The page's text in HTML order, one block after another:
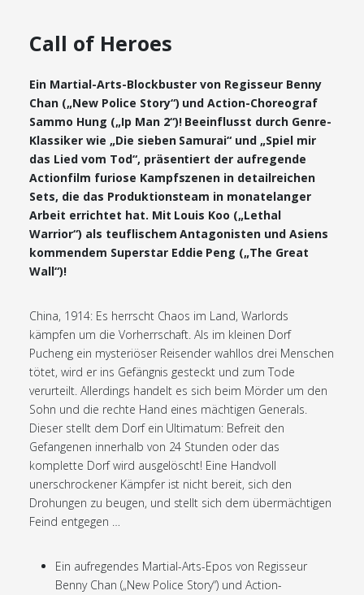
Call of Heroes
Ein Martial-Arts-Blockbuster von Regisseur Benny
Chan („New Police Story“) und Action-Choreograf
Sammo Hung („Ip Man 2“)! Beeinflusst durch Genre-
Klassiker wie „Die sieben Samurai“ und „Spiel mir
das Lied vom Tod“, präsentiert der aufregende
Actionfilm furiose Kampfszenen in detailreichen
Sets, die das Produktionsteam in monatelanger
Arbeit errichtet hat. Mit Louis Koo („Lethal
Warrior“) als teuflischem Antagonisten und Asiens
kommendem Superstar Eddie Peng („The Great
Wall“)!
China, 1914: Es herrscht Chaos im Land, Warlords
kämpfen um die Vorherrschaft. Als im kleinen Dorf
Pucheng ein mysteriöser Reisender wahllos drei Menschen
tötet, wird er ins Gefängnis gesteckt und zum Tode
verurteilt. Allerdings handelt es sich beim Mörder um den
Sohn und die rechte Hand eines mächtigen Generals.
Dieser stellt dem Dorf ein Ultimatum: Befreit den
Gefangenen innerhalb von 24 Stunden oder das
komplette Dorf wird ausgelöscht! Eine Handvoll
unerschrockener Kämpfer ist nicht bereit, sich den
Drohungen zu beugen, und stellt sich dem übermächtigen
Feind entgegen …
Ein aufregendes Martial-Arts-Epos von Regisseur
Benny Chan („New Police Story“) und Action-